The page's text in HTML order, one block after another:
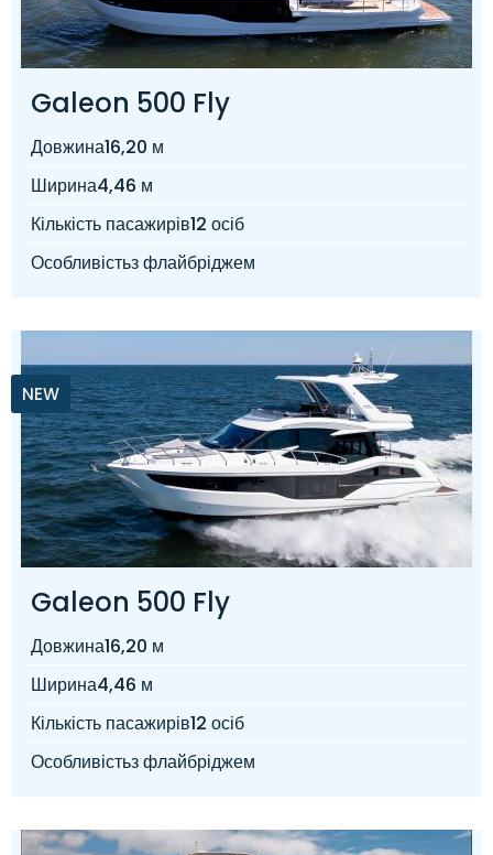
Galeon 500 Fly
Довжина16,20 м
Ширина4,46 м
Кількість пасажирів12 осіб
Особливістьз флайбріджем
NEW
Galeon 500 Fly
Довжина16,20 м
Ширина4,46 м
Кількість пасажирів12 осіб
Особливістьз флайбріджем